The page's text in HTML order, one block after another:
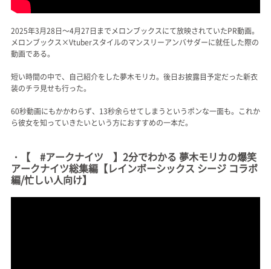
2025年3月28日～4月27日までメロンブックスにて放映されていたPR動画。
メロンブックス×Vtuberスタイルのマンスリーアンバサダーに就任した際の
動画である。
短い時間の中で、自己紹介をした夢木モリカ。後日お披露目予定だった新衣
装のチラ見せも行った。
60秒動画にもかかわらず、13秒余らせてしまうというポンな一面も。これか
ら彼女を知っていきたいという方におすすめの一本だ。
・【 #アークナイツ 】2分でわかる 夢木モリカの爆笑
アークナイツ総集編【レインボーシックス シージ コラボ
編/忙しい人向け】